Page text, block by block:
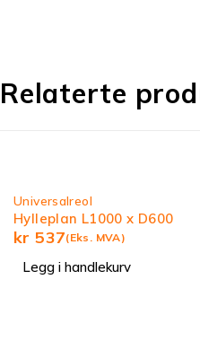
Relaterte
Universalreol
Hylleplan L1000 x D600
kr 537(Eks. MVA)
Legg i handlekurv